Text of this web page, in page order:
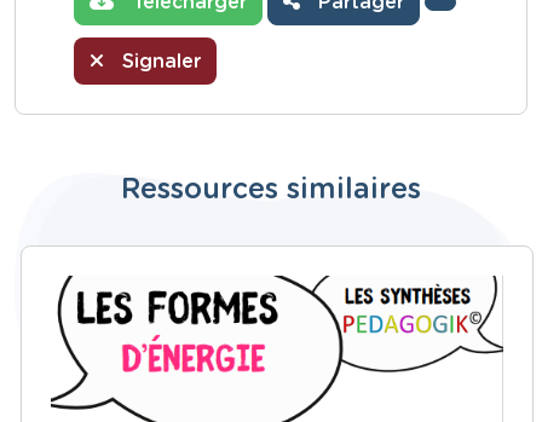
Signaler
Ressources similaires